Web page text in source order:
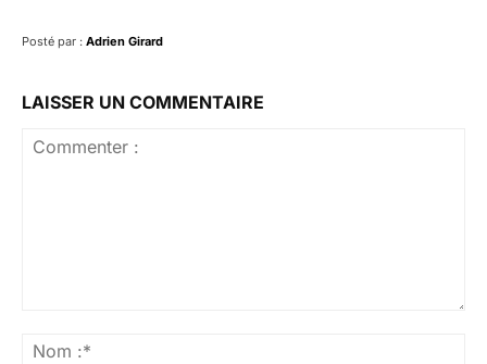
Posté par : Adrien Girard
LAISSER UN COMMENTAIRE